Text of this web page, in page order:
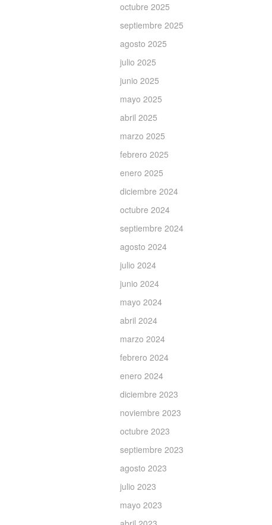
octubre 2025
septiembre 2025
agosto 2025
julio 2025
junio 2025
mayo 2025
abril 2025
marzo 2025
febrero 2025
enero 2025
diciembre 2024
octubre 2024
septiembre 2024
agosto 2024
julio 2024
junio 2024
mayo 2024
abril 2024
marzo 2024
febrero 2024
enero 2024
diciembre 2023
noviembre 2023
octubre 2023
septiembre 2023
agosto 2023
julio 2023
mayo 2023